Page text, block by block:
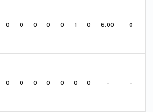
0 0 0 0 0 1 0 6,00 0
0 0 0 0 0 0 0 - -